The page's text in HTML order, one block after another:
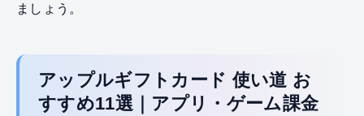
ましょう。
アップルギフトカード 使い道 お
すすめ11選｜アプリ・ゲーム課金